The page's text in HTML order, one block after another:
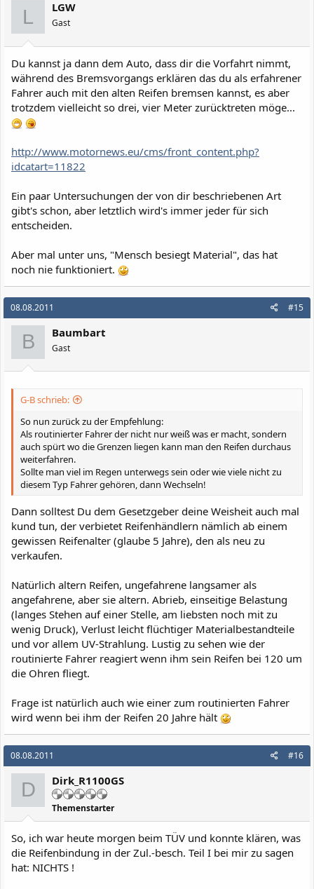
L LGW
Gast
Du kannst ja dann dem Auto, dass dir die Vorfahrt nimmt,
während des Bremsvorgangs erklären das du als erfahrener
Fahrer auch mit den alten Reifen bremsen kannst, es aber
trotzdem vielleicht so drei, vier Meter zurücktreten möge...
http://www.motornews.eu/cms/front_content.php?
idcatart=11822
Ein paar Untersuchungen der von dir beschriebenen Art
gibt's schon, aber letztlich wird's immer jeder für sich
entscheiden.
Aber mal unter uns, "Mensch besiegt Material", das hat
noch nie funktioniert.
08.08.2011 #15
B Baumbart
Gast
G-B schrieb:
So nun zurück zu der Empfehlung:
Als routinierter Fahrer der nicht nur weiß was er macht, sondern
auch spürt wo die Grenzen liegen kann man den Reifen durchaus
weiterfahren.
Sollte man viel im Regen unterwegs sein oder wie viele nicht zu
diesem Typ Fahrer gehören, dann Wechseln!
Dann solltest Du dem Gesetzgeber deine Weisheit auch mal
kund tun, der verbietet Reifenhändlern nämlich ab einem
gewissen Reifenalter (glaube 5 Jahre), den als neu zu
verkaufen.
Natürlich altern Reifen, ungefahrene langsamer als
angefahrene, aber sie altern. Abrieb, einseitige Belastung
(langes Stehen auf einer Stelle, am liebsten noch mit zu
wenig Druck), Verlust leicht flüchtiger Materialbestandteile
und vor allem UV-Strahlung. Lustig zu sehen wie der
routinierte Fahrer reagiert wenn ihm sein Reifen bei 120 um
die Ohren fliegt.
Frage ist natürlich auch wie einer zum routinierten Fahrer
wird wenn bei ihm der Reifen 20 Jahre hält
08.08.2011 #16
D Dirk_R1100GS
Themenstarter
So, ich war heute morgen beim TÜV und konnte klären, was
die Reifenbindung in der Zul.-besch. Teil I bei mir zu sagen
hat: NICHTS !